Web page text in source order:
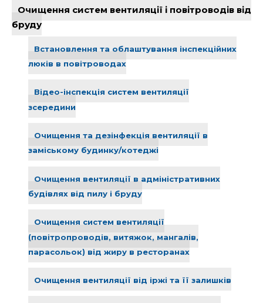
Очищення систем вентиляції і повітроводів від
бруду
Встановлення та облаштування інспекційних
люків в повітроводах
Відео-інспекція систем вентиляції
зсередини
Очищення та дезінфекція вентиляції в
заміському будинку/котеджі
Очищення вентиляції в адміністративних
будівлях від пилу і бруду
Очищення систем вентиляції
(повітропроводів, витяжок, мангалів,
парасольок) від жиру в ресторанах
Очищення вентиляції від іржі та її залишків